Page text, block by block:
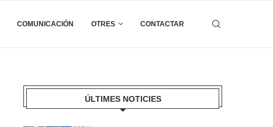
COMUNICACIÓN OTRES CONTACTAR
ÚLTIMES NOTICIES